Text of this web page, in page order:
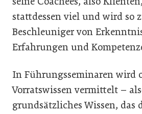
stattdessen viel und wird so
Beschleuniger von
Erfahrungen und
In Führungsseminaren wird
Vorratswissen vermittelt –
grundsätzliches Wissen, das